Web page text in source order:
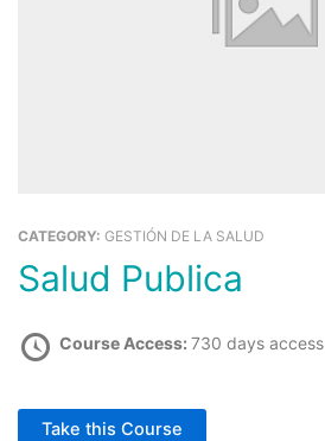
CATEGORY: GESTIÓN DE LA SALUD
Salud Publica
Course Access: 730 days access
Take this Course